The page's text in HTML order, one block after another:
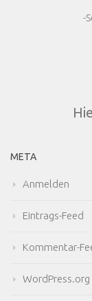
-
META
Anmelden
Eintrags-Feed
Kommentar-
WordPress.org